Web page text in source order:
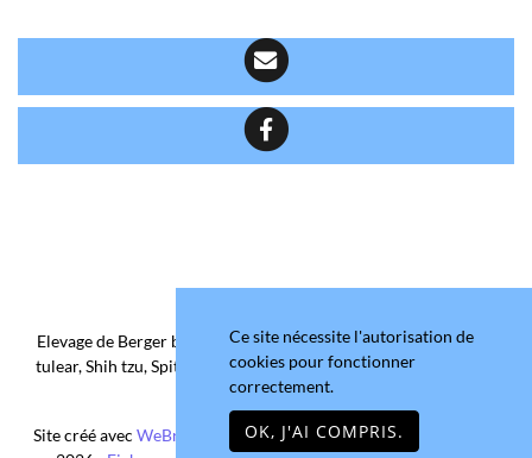
Elevage de Berger belge, Chihuahua Poil Court/Long, Coton de
tulear, Shih tzu, Spitz allemand et Yorkshire terrier depuis 2006
situé en Maine-et-Loire
Site créé avec WeBreed
- Copyright© Domaine de la Chantelaie
Ce site nécessite l'autorisation de
cookies pour fonctionner
correctement.
OK, J'AI COMPRIS.